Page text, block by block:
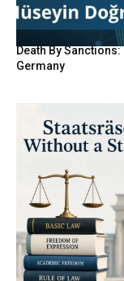
Death By
Germany